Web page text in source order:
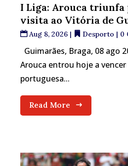
I Liga: Arouca triunfa
visita ao Vitória de
Aug 8, 2026 | Desporto | 0
Guimarães, Braga, 08 ago
Arouca entrou hoje a vencer
portuguesa...
Read More